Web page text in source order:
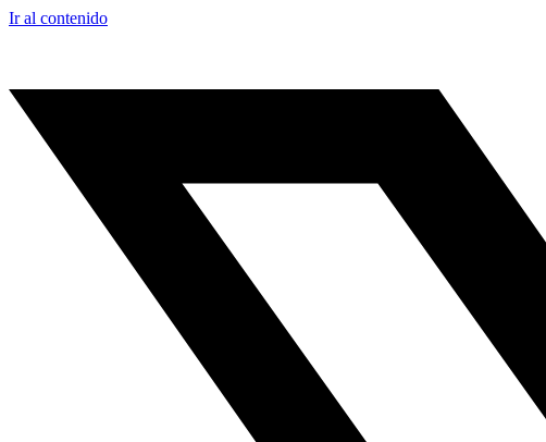
Ir al contenido